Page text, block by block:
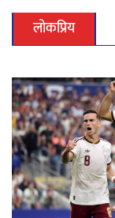
लोकप्रिय